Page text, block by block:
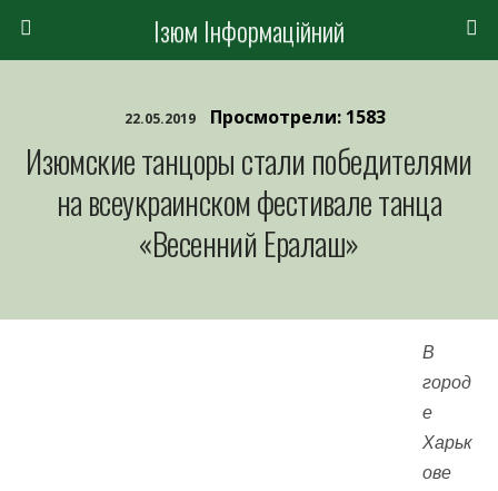
Ізюм Інформаційний
22.05.2019 Просмотрели: 1583
Изюмские танцоры стали победителями
на всеукраинском фестивале танца
«Весенний Ералаш»
В
город
е
Харьк
ове